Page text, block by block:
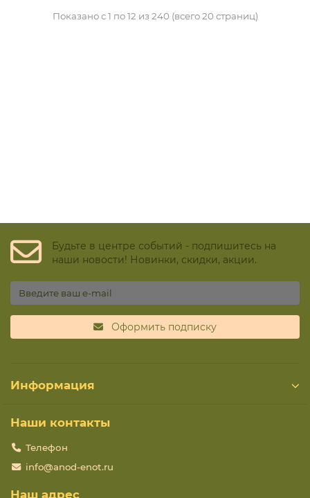
Показано с 1 по 12 из 240 (всего 20 страниц)
Будьте в центре событий - подпишитесь на
наши новости! Новинки, скидки, акции.
Оформить подписку
Информация
Наши контакты
Телефон
info@anod-enot.ru
Наш адрес